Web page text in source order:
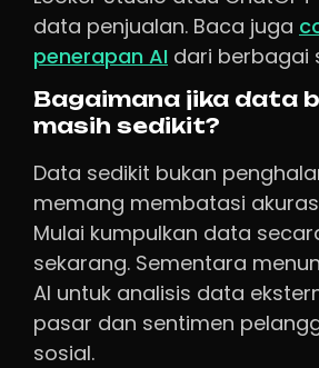
data penjualan. Baca juga
penerapan AI dari berbagai
Bagaimana jika data
masih sedikit?
Data sedikit bukan
memang membatasi
Mulai kumpulkan data
sekarang. Sementara
AI untuk analisis data
pasar dan sentimen
sosial.